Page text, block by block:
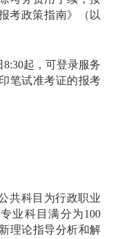
考政策指南》（以
起，可登录服务
笔试准考证的报考
共科目为行政职业
业科目满分为100
理论指导分析和解